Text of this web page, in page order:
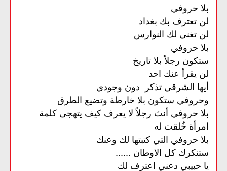
بلا حروفي
لن تعترف بك بغداد
لن تغني لك النوارس
بلا حروفي
ستكون رجلاً بلا تاريخ
لن يقرأ عنك احد
أيها الشرقي تذكر دون وجودي
وحروفي ستكون بلا خارطة وتضيع الطرق
بلا حروفي أنتَ رجلاً لا يعرف كيف يتهجى كلمة
امرأة خُلقت له
بلا حروفي التي كتبتها لك وعنك
ستنكرك كل الاوطان ......
يا حبيبي دعني اعترف لك